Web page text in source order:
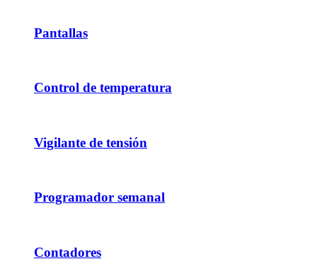
Pantallas
Control de temperatura
Vigilante de tensión
Programador semanal
Contadores